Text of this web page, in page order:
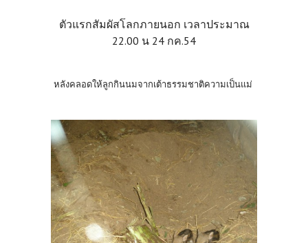
ตัวแรกสัมผัสโลกภายนอก เวลาประมาณ
22.00 น 24 กค.54
หลังคลอดให้ลูกกินนมจากเต้าธรรมชาติความเป็นแม่